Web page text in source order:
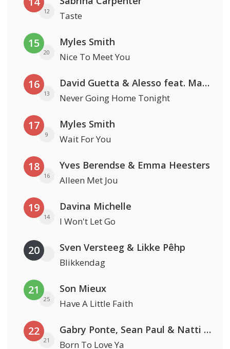
12 Taste
15
20
Myles Smith
Nice To Meet You
16
13
David Guetta & Alesso feat. Madison Love
Never Going Home Tonight
17
9
Myles Smith
Wait For You
18
16
Yves Berendse & Emma Heesters
Alleen Met Jou
19
14
Davina Michelle
I Won't Let Go
20 Sven Versteeg & Likke Pêhp
Blikkendag
21
25
Son Mieux
Have A Little Faith
22
21
Gabry Ponte, Sean Paul & Natti Natasha
Born To Love Ya